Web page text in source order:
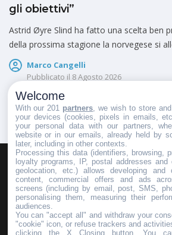
gli obiettivi”
Astrid Øyre Slind ha fatto una scelta ben
della prossima stagione la norvegese si
Marco Cangelli
Pubblicato il 8 Agosto 2026
HOMEPAGEREDAZIONEINVIA UN
PUBBLICITÀSCRIVI AL DIRETTORE
Welcome
With our 201 partners , we wish to store
your devices (cookies, pixels in emails,
your personal data with our partners,
website or in our emails, already held by
later, including in other contexts.
Processing this data (identifiers, browsing,
loyalty programs, IP, postal addresses and
geolocation, etc.) allows developing and
content, commercial offers and ads
screens (including by email, post, SMS,
personalising them, measuring their
audiences.
You can "accept all" and withdraw your
"cookie" icon, or refuse trackers and
clicking the X Closing button. You